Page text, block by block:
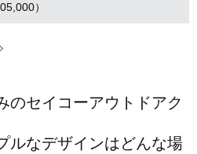
）
のセイコーアウトドアク
ルなデザインはどんな場